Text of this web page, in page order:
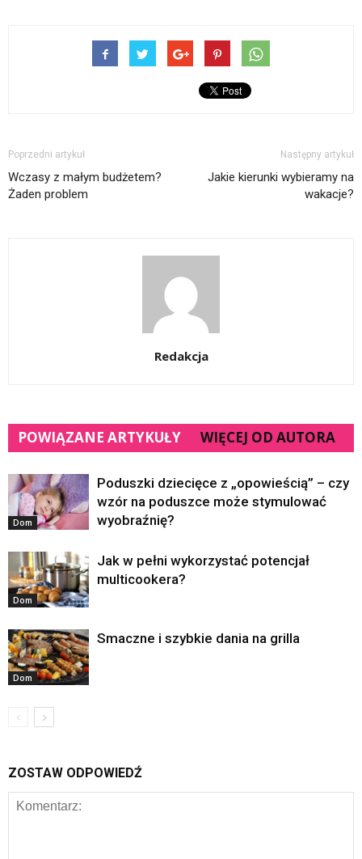
Poprzedni artykuł
Wczasy z małym budżetem?
Żaden problem
Następny artykuł
Jakie kierunki wybieramy na
wakacje?
Redakcja
POWIĄZANE ARTYKUŁY WIĘCEJ OD AUTORA
Dom
Poduszki dziecięce z „opowieścią” – czy
wzór na poduszce może stymulować
wyobraźnię?
Dom
Jak w pełni wykorzystać potencjał
multicookera?
Dom
Smaczne i szybkie dania na grilla
ZOSTAW ODPOWIEDŹ